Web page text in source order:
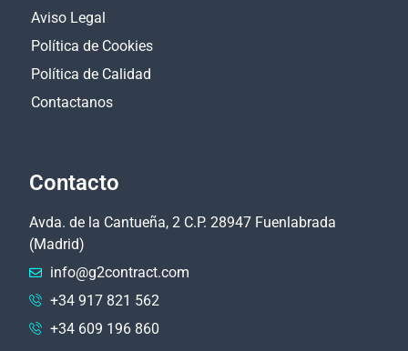
Aviso Legal
Política de Cookies
Política de Calidad
Contactanos
Contacto
Avda. de la Cantueña, 2 C.P. 28947 Fuenlabrada
(Madrid)
info@g2contract.com
+34 917 821 562
+34 609 196 860